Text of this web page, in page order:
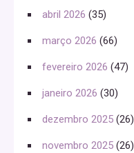
abril 2026 (35)
março 2026 (66)
fevereiro 2026 (47)
janeiro 2026 (30)
dezembro 2025 (26)
novembro 2025 (26)